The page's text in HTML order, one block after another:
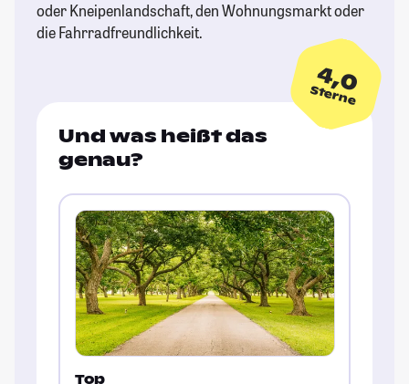
oder Kneipenlandschaft, den Wohnungsmarkt oder
die Fahrradfreundlichkeit.
4,0
Sterne
Und was heißt das
genau?
Top